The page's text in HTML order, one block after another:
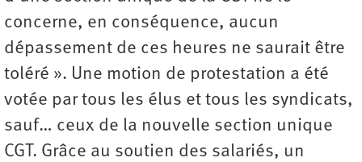
concerne, en conséquence, aucun
dépassement de ces heures ne saurait être
toléré ». Une motion de protestation a été
votée par tous les élus et tous les syndicats,
sauf… ceux de la nouvelle section unique
CGT. Grâce au soutien des salariés, un